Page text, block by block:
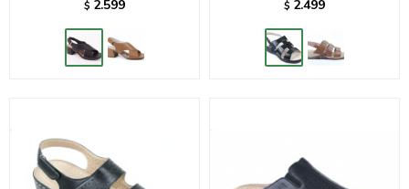
$ 2.599 $ 2.499